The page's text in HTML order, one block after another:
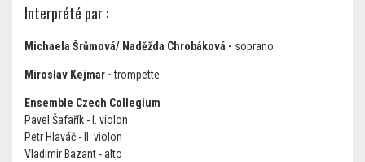
Interprété par :
Michaela Šrůmová/ Naděžda Chrobáková - soprano
Miroslav Kejmar -trompette
Ensemble Czech Collegium
Pavel Šafařík - I. violon
Petr Hlaváč - II. violon
Vladimir Bazant - alto